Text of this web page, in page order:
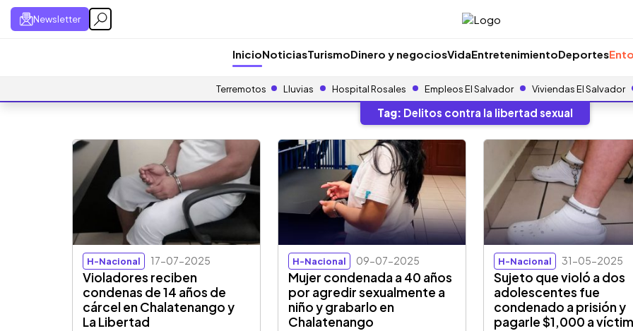
Newsletter
InicioNoticiasTurismoDinero y negociosVidaEntretenimientoDeportes
Terremotos Lluvias Hospital Rosales Empleos El Salvador Viviendas El Salvador
Tag: Delitos contra la libertad sexual
H-Nacional 17-07-2025
Violadores reciben
condenas de 14 años de
cárcel en Chalatenango y
La Libertad
H-Nacional 09-07-2025
Mujer condenada a 40 años
por agredir sexualmente a
niño y grabarlo en
Chalatenango
H-Nacional 31-05-2025
Sujeto que violó a dos
adolescentes fue
condenado a prisión y
pagarle $1,000 a